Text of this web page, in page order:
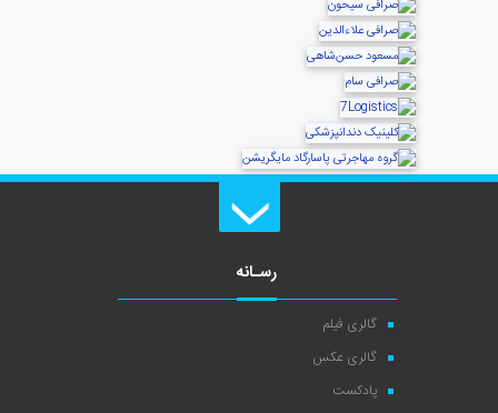
رسـانه
گالری فیلم
گالری عکس
پادکست